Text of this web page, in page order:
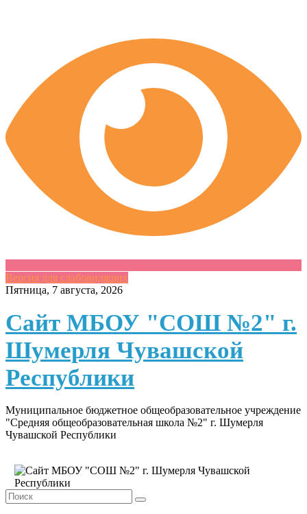
Версия для слабовидящих
Skip
content
Пятница, 7 августа, 2026
Сайт МБОУ "СОШ №2" г.
Шумерля Чувашской
Республики
Муниципальное бюджетное общеобразовательное учреждение
"Средняя общеобразовательная школа №2" г. Шумерля
Чувашской Республики